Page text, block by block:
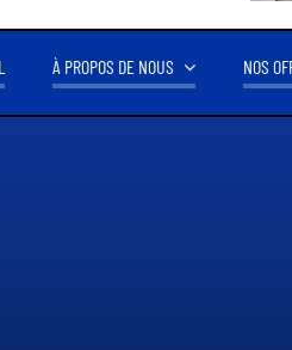
À PROPOS DE NOUS
EN
NOS